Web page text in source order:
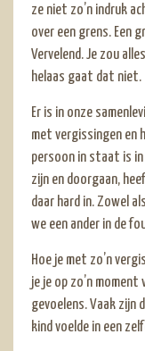
ze niet zo’n indruk
over een grens. Een
Vervelend. Je zou
helaas gaat dat niet.
Er is in onze
met vergissingen en
persoon in staat is in
zijn en doorgaan,
daar hard in. Zowel
we een ander in de
Hoe je met zo’n
je je op zo’n
gevoelens. Vaak zijn
kind voelde in een